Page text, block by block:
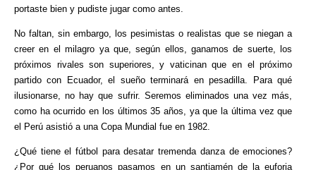
portaste bien y pudiste jugar como antes.
No faltan, sin embargo, los pesimistas o realistas que se niegan a
creer en el milagro ya que, según ellos, ganamos de suerte, los
próximos rivales son superiores, y vaticinan que en el próximo
partido con Ecuador, el sueño terminará en pesadilla. Para qué
ilusionarse, no hay que sufrir. Seremos eliminados una vez más,
como ha ocurrido en los últimos 35 años, ya que la última vez que
el Perú asistió a una Copa Mundial fue en 1982.
¿Qué tiene el fútbol para desatar tremenda danza de emociones?
¿Por qué los peruanos pasamos en un santiamén de la euforia